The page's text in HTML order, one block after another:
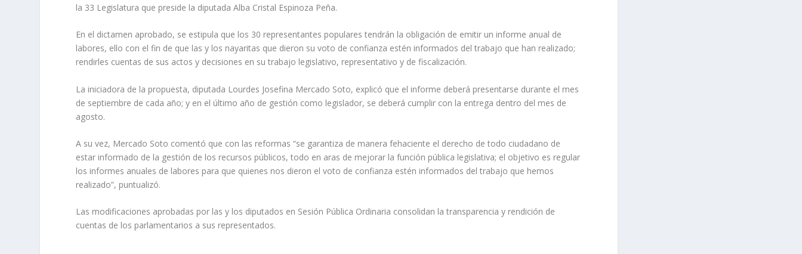
la 33 Legislatura que preside la diputada Alba Cristal Espinoza Peña.
En el dictamen aprobado, se estipula que los 30 representantes populares tendrán la obligación de emitir un informe anual de
labores, ello con el fin de que las y los nayaritas que dieron su voto de confianza estén informados del trabajo que han realizado;
rendirles cuentas de sus actos y decisiones en su trabajo legislativo, representativo y de fiscalización.
La iniciadora de la propuesta, diputada Lourdes Josefina Mercado Soto, explicó que el informe deberá presentarse durante el mes
de septiembre de cada año; y en el último año de gestión como legislador, se deberá cumplir con la entrega dentro del mes de
agosto.
A su vez, Mercado Soto comentó que con las reformas “se garantiza de manera fehaciente el derecho de todo ciudadano de
estar informado de la gestión de los recursos públicos, todo en aras de mejorar la función pública legislativa; el objetivo es regular
los informes anuales de labores para que quienes nos dieron el voto de confianza estén informados del trabajo que hemos
realizado”, puntualizó.
Las modificaciones aprobadas por las y los diputados en Sesión Pública Ordinaria consolidan la transparencia y rendición de
cuentas de los parlamentarios a sus representados.